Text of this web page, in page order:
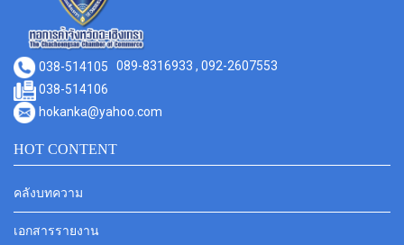
038-514105 089-8316933 , 092-2607553
038-514106
hokanka@yahoo.com
HOT CONTENT
คลังบทความ
เอกสารรายงาน